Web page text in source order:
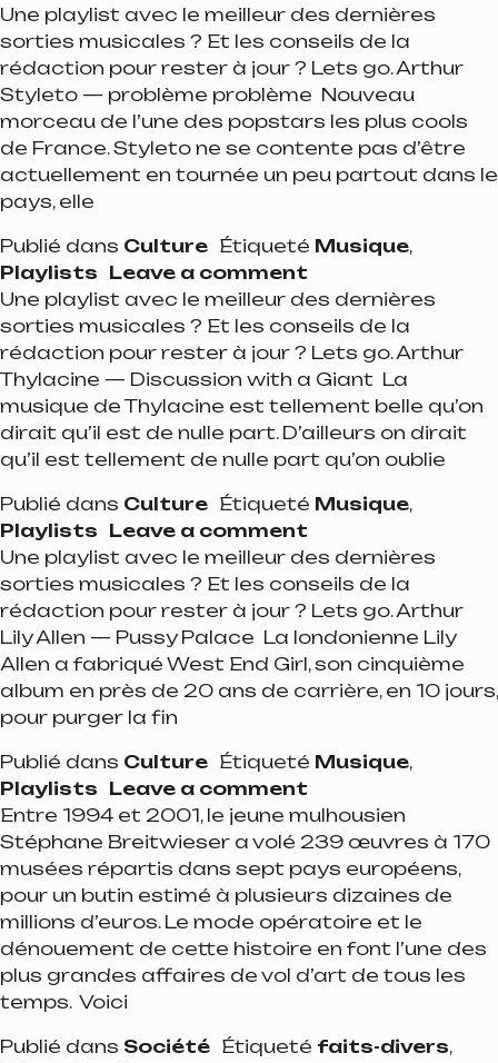
Une playlist avec le meilleur des dernières
sorties musicales ? Et les conseils de la
rédaction pour rester à jour ? Lets go. Arthur
Styleto — problème problème Nouveau
morceau de l’une des popstars les plus cools
de France. Styleto ne se contente pas d’être
actuellement en tournée un peu partout dans le
pays, elle
Publié dans Culture Étiqueté Musique,
Playlists Leave a comment
Une playlist avec le meilleur des dernières
sorties musicales ? Et les conseils de la
rédaction pour rester à jour ? Lets go. Arthur
Thylacine — Discussion with a Giant La
musique de Thylacine est tellement belle qu’on
dirait qu’il est de nulle part. D’ailleurs on dirait
qu’il est tellement de nulle part qu’on oublie
Publié dans Culture Étiqueté Musique,
Playlists Leave a comment
Une playlist avec le meilleur des dernières
sorties musicales ? Et les conseils de la
rédaction pour rester à jour ? Lets go. Arthur
Lily Allen — Pussy Palace La londonienne Lily
Allen a fabriqué West End Girl, son cinquième
album en près de 20 ans de carrière, en 10 jours,
pour purger la fin
Publié dans Culture Étiqueté Musique,
Playlists Leave a comment
Entre 1994 et 2001, le jeune mulhousien
Stéphane Breitwieser a volé 239 œuvres à 170
musées répartis dans sept pays européens,
pour un butin estimé à plusieurs dizaines de
millions d’euros. Le mode opératoire et le
dénouement de cette histoire en font l’une des
plus grandes affaires de vol d’art de tous les
temps. Voici
Publié dans Société Étiqueté faits-divers,